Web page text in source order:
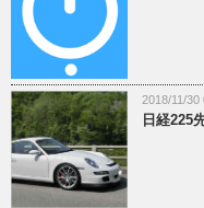
2018/11/30
日経